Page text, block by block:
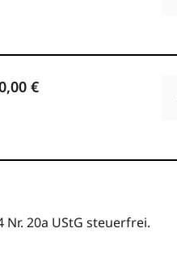
€
20a UStG steuerfrei.